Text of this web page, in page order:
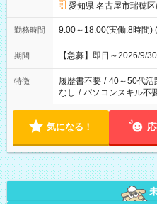
愛知県 名古屋市瑞穂
勤務時間 9:00～18:00(実働:8時間)
期間 【急募】即日～2026/9/
特徴 履歴書不要 / 40～50代活
なし / パソコンスキル不
気になる！